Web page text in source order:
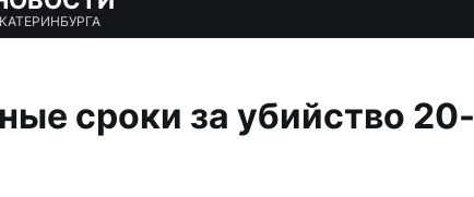
сроки за убийство 20-